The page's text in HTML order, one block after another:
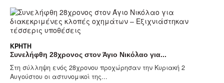
ΚΡΉΤΗ
Συνελήφθη 28χρονος στον Άγιο Νικόλαο για...
Στη σύλληψη ενός 28χρονου προχώρησαν την Κυριακή 2
Αυγούστου οι αστυνομικοί της...